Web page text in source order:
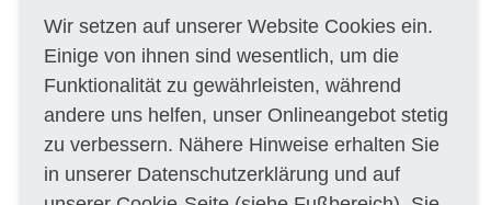
Prozessluftbeprobung
Vergabeverfahren
Öffentliche Ausschreibung
Dienstleistungsauftrag (VOL/VOF)
HIM GmbH Bereich Altlastensanierung
Waldstraße 11
64584 Biebesheim Am Rhein
Ausführungsort
DE-64584 Biebesheim am Rhein
Frist
11.11.2019
Wir setzen auf unserer Website Cookies ein.
Einige von ihnen sind wesentlich, um die
Funktionalität zu gewährleisten, während
andere uns helfen, unser Onlineangebot stetig
zu verbessern. Nähere Hinweise erhalten Sie
in unserer Datenschutzerklärung und auf